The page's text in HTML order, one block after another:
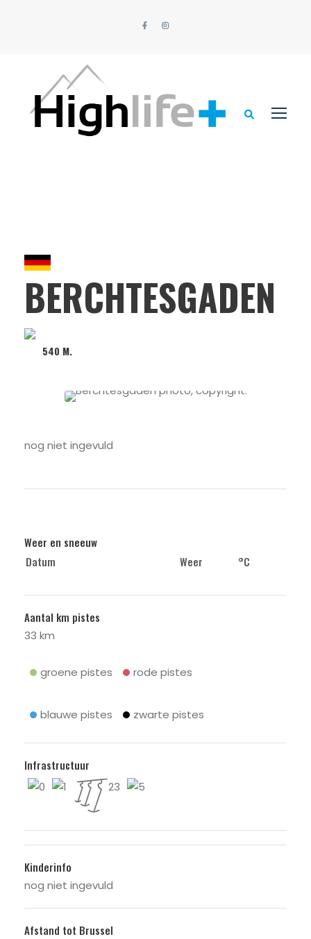
BERCHTESGADEN
540 M.
nog niet ingevuld
Weer en sneeuw
Datum
Weer °C
Aantal km pistes
33 km
groene pistes rode pistes
blauwe pistes zwarte pistes
Infrastructuur
0 1 23 5
Kinderinfo
nog niet ingevuld
Afstand tot Brussel